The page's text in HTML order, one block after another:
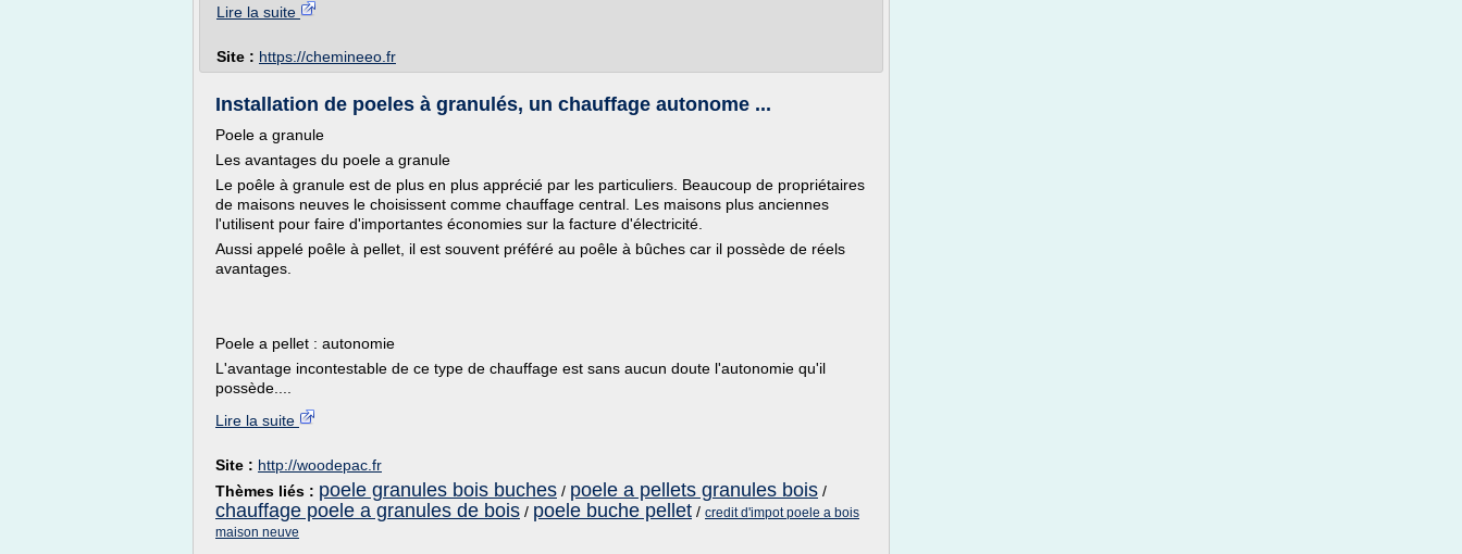
Lire la suite
Site : https://chemineeo.fr
Installation de poeles à granulés, un chauffage autonome ...
Poele a granule
Les avantages du poele a granule
Le poêle à granule est de plus en plus apprécié par les particuliers. Beaucoup de propriétaires
de maisons neuves le choisissent comme chauffage central. Les maisons plus anciennes
l'utilisent pour faire d'importantes économies sur la facture d'électricité.
Aussi appelé poêle à pellet, il est souvent préféré au poêle à bûches car il possède de réels
avantages.
Poele a pellet : autonomie
L'avantage incontestable de ce type de chauffage est sans aucun doute l'autonomie qu'il
possède....
Lire la suite
Site : http://woodepac.fr
Thèmes liés : poele granules bois buches / poele a pellets granules bois /
chauffage poele a granules de bois / poele buche pellet / credit d'impot poele a bois
maison neuve